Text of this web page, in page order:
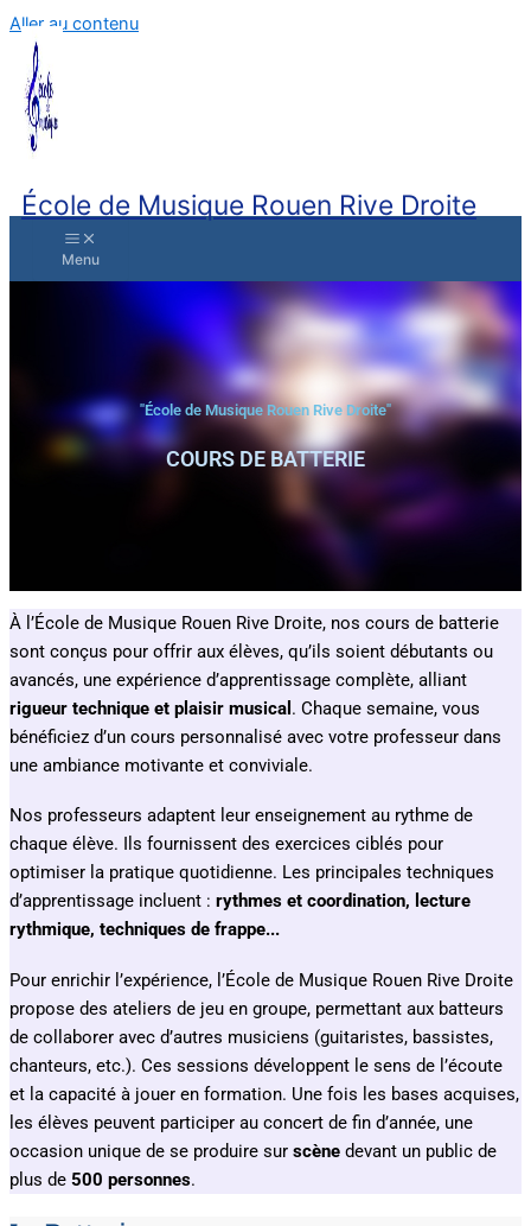
Aller au contenu
École de Musique Rouen Rive Droite
"École de Musique Rouen Rive Droite"
COURS DE BATTERIE
À l’École de Musique Rouen Rive Droite, nos cours de batterie
sont conçus pour offrir aux élèves, qu’ils soient débutants ou
avancés, une expérience d’apprentissage complète, alliant
rigueur technique et plaisir musical . Chaque semaine, vous
bénéficiez d’un cours personnalisé avec votre professeur dans
une ambiance motivante et conviviale.
Nos professeurs adaptent leur enseignement au rythme de
chaque élève. Ils fournissent des exercices ciblés pour
optimiser la pratique quotidienne. Les principales techniques
d’apprentissage incluent : rythmes et coordination, l ecture
rythmique, techniques de frappe...
Pour enrichir l’expérience, l’École de Musique Rouen Rive Droite
propose des ateliers de jeu en groupe, permettant aux batteurs
de collaborer avec d’autres musiciens (guitaristes, bassistes,
chanteurs, etc.). Ces sessions développent le sens de l’écoute
et la capacité à jouer en formation. Une fois les bases acquises,
les élèves peuvent participer au concert de fin d’année, une
occasion unique de se produire sur scène devant un public de
plus de 500 personnes.